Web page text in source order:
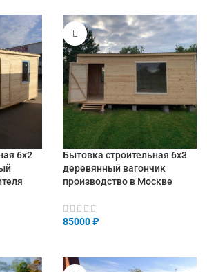
6х2
Бытовка строительная 6х3
деревянный вагончик
производство в Москве
85000₽